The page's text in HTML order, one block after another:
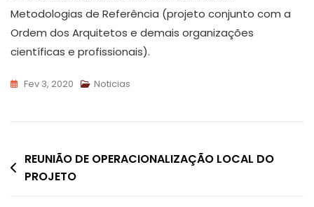
Metodologias de Referência (projeto conjunto com a
Ordem dos Arquitetos e demais organizações
científicas e profissionais).
Fev 3, 2020 Noticias
Navegação
de
REUNIÃO DE OPERACIONALIZAÇÃO LOCAL DO
PROJETO